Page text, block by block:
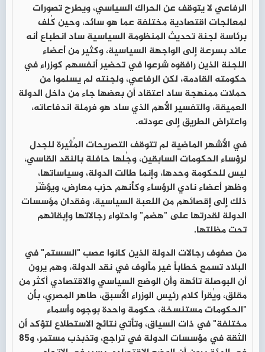
الرفاعي لا يتوقف عن الحراك السياسي، ويطرح تصورات
لمعالجات اقتصادية مختلفة عما هو سائد، وحين كُلف
برئاسة لجنة تحديث المنظومة السياسية ساد انطباع أنه
عائد بسرعة إلى الواجهة السياسية، وكثير من أعضاء
اللجنة الذين رافقوه شرعوا في تحضير أنفسهم كوزراء في
حكومته القادمة، لكن الرفاعي، ولجنته لم يسلموا من
حملات ممنهجة ساد اعتقاد أن بعضها جاء من داخل الدولة
العميقة، والتفسير الأهم الذي ساد هو فرملة اندفاعاته،
واعتراض الطريق إلى عودته.
في الأشهر الماضية لم تتوقف التصريحات المُثيرة للجدل
لرؤساء الحكومات السابقين، وجُلها حافلة بالنقد القاسي،
ليس للحكومة وحدها، وإنما طالت الدولة، وسياساتها،
وظهر أعضاء نادي الرؤساء وكأنهم حزب معارض، ويؤشّر
ذلك إلى إقصائهم من اللعبة السياسية، وفقدان مؤسسات
الدولة لقدرتها على "هضم" واحتواء رجالاتها وإبقائهم
تحت مظلتها.
من صفوف رجالات الدولة الذين كانوا عصب "السستم" في
البلاد تسمع خطاباً غير مألوف في نقد الدولة، وهم يرون
أن البوصلة تائهة وأن الوضع السياسي والاقتصادي أكثر من
مقلق، ويُقرأ كلام رئيس الوزراء الأسبق، طاهر المصري، بأن
"الحكومات مستنسخة، حكومة واحدة بوجوه وأسماء
مختلفة" في ذات السياق، وتأتي نتائج الاستطلاع لتؤكد أن
الثقة في مؤسسات الدولة في تراجع، وتذبذب مستمر، و85